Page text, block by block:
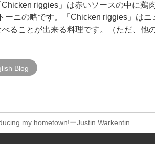
riggies」は赤いソースの中に鶏
ーニの略です。「Chicken riggies」は
ることが出来る料理です。（ただ、他
Blog
my hometown!ーJustin Warkentin